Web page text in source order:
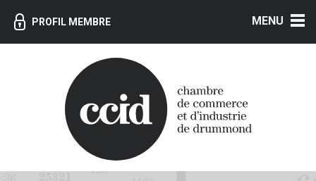
PROFIL MEMBRE MENU